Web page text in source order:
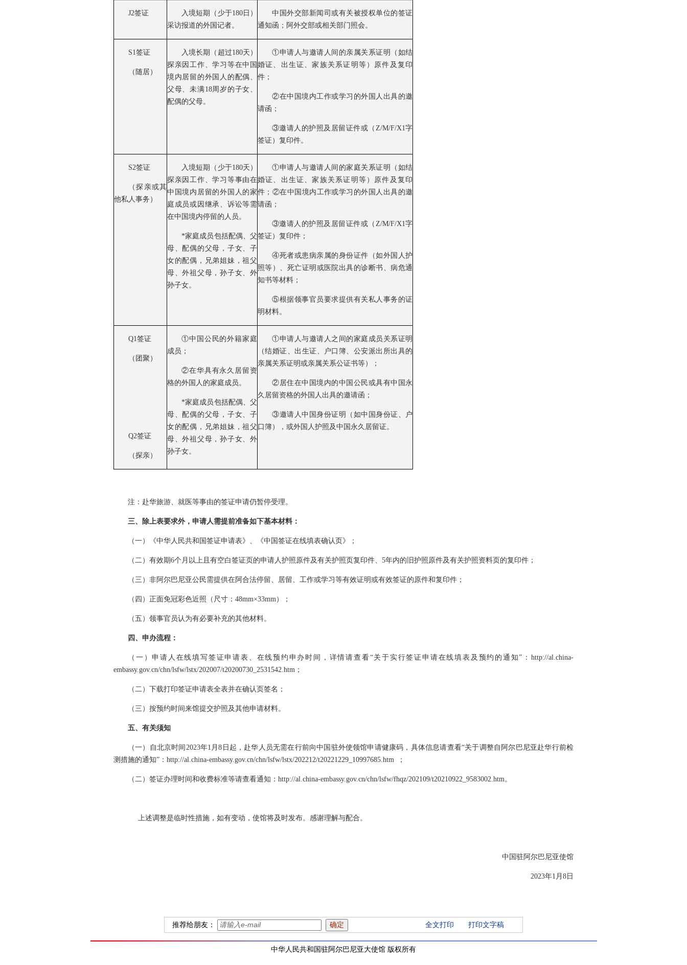
J2签证
入境短期（少于180日）
采访报道的外国记者。
中国外交部新闻司或有关被授权单位的签证
通知函；阿外交部或相关部门照会。
S1签证
（随居）
入境长期（超过180天）
探亲因工作、学习等在中国
境内居留的外国人的配偶、
父母、未满18周岁的子女、
配偶的父母。
①申请人与邀请人间的亲属关系证明（如结
婚证、出生证、家族关系证明等）原件及复印
件；
②在中国境内工作或学习的外国人出具的邀
请函；
③邀请人的护照及居留证件或（Z/M/F/X1字
签证）复印件。
S2签证
（探亲或其
他私人事务）
入境短期（少于180天）
探亲因工作、学习等事由在
中国境内居留的外国人的家
庭成员或因继承、诉讼等需
在中国境内停留的人员。
*家庭成员包括配偶、父
母、配偶的父母，子女、子
女的配偶，兄弟姐妹，祖父
母、外祖父母，孙子女、外
孙子女。
①申请人与邀请人间的家庭关系证明（如结
婚证、出生证、家族关系证明等）原件及复印
件；②在中国境内工作或学习的外国人出具的邀
请函；
③邀请人的护照及居留证件或（Z/M/F/X1字
签证）复印件；
④死者或患病亲属的身份证件（如外国人护
照等）、死亡证明或医院出具的诊断书、病危通
知书等材料；
⑤根据领事官员要求提供有关私人事务的证
明材料。
Q1签证
（团聚）
Q2签证
（探亲）
①中国公民的外籍家庭
成员；
②在华具有永久居留资
格的外国人的家庭成员。
*家庭成员包括配偶、父
母、配偶的父母，子女、子
女的配偶，兄弟姐妹，祖父
母、外祖父母，孙子女、外
孙子女。
①申请人与邀请人之间的家庭成员关系证明
（结婚证、出生证、户口簿、公安派出所出具的
亲属关系证明或亲属关系公证书等）；
②居住在中国境内的中国公民或具有中国永
久居留资格的外国人出具的邀请函；
③邀请人中国身份证明（如中国身份证、户
口簿），或外国人护照及中国永久居留证。
注：赴华旅游、就医等事由的签证申请仍暂停受理。
三、除上表要求外，申请人需提前准备如下基本材料：
（一）《中华人民共和国签证申请表》、《中国签证在线填表确认页》；
（二）有效期6个月以上且有空白签证页的申请人护照原件及有关护照页复印件、5年内的旧护照原件及有关护照资料页的复印件；
（三）非阿尔巴尼亚公民需提供在阿合法停留、居留、工作或学习等有效证明或有效签证的原件和复印件；
（四）正面免冠彩色近照（尺寸：48mm×33mm）；
（五）领事官员认为有必要补充的其他材料。
四、申办流程：
（一）申请人在线填写签证申请表、在线预约申办时间，详情请查看“关于实行签证申请在线填表及预约的通知”：http://al.china-
embassy.gov.cn/chn/lsfw/lstx/202007/t20200730_2531542.htm；
（二）下载打印签证申请表全表并在确认页签名；
（三）按预约时间来馆提交护照及其他申请材料。
五、有关须知
（一）自北京时间2023年1月8日起，赴华人员无需在行前向中国驻外使领馆申请健康码，具体信息请查看“关于调整自阿尔巴尼亚赴华行前检
测措施的通知”：http://al.china-embassy.gov.cn/chn/lsfw/lstx/202212/t20221229_10997685.htm ；
（二）签证办理时间和收费标准等请查看通知：http://al.china-embassy.gov.cn/chn/lsfw/fhqz/202109/t20210922_9583002.htm。
上述调整是临时性措施，如有变动，使馆将及时发布。感谢理解与配合。
中国驻阿尔巴尼亚使馆
2023年1月8日
推荐给朋友： 全文打印 打印文字稿
中华人民共和国驻阿尔巴尼亚大使馆 版权所有